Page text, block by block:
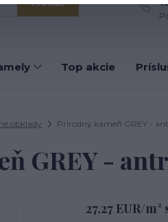
Hľadať
Top akcie
obklady Prírodný kameň GREY -
GREY -
27,27 EUR/m²